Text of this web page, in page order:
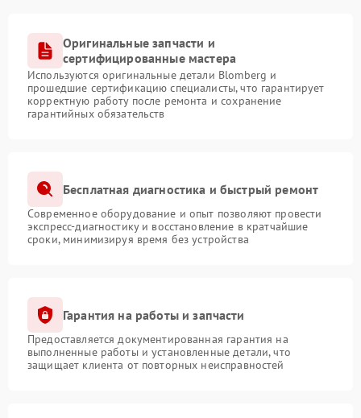
Оригинальные запчасти и
сертифицированные мастера
Используются оригинальные детали Blomberg и
прошедшие сертификацию специалисты, что гарантирует
корректную работу после ремонта и сохранение
гарантийных обязательств
Бесплатная диагностика и быстрый ремонт
Современное оборудование и опыт позволяют провести
экспресс-диагностику и восстановление в кратчайшие
сроки, минимизируя время без устройства
Гарантия на работы и запчасти
Предоставляется документированная гарантия на
выполненные работы и установленные детали, что
защищает клиента от повторных неисправностей